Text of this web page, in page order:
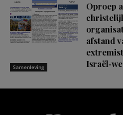
Samenleving
Oproep
afstand